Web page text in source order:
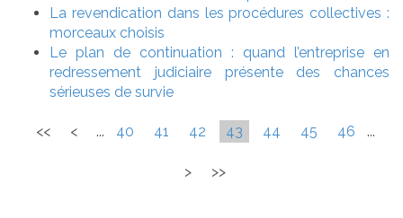
La revendication dans les procédures collectives :
morceaux choisis
Le plan de continuation : quand l’entreprise en
redressement judiciaire présente des chances
sérieuses de survie
<< < ... 40 41 42 43 44 45 46 ...
> >>